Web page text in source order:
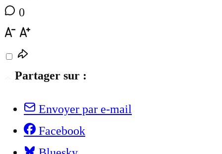
0
Partager sur :
Envoyer par e-mail
Facebook